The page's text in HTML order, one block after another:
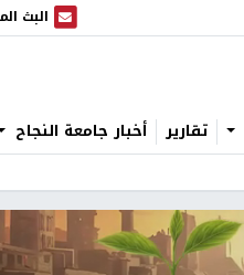
البث
البث المباشر
تقارير أخبار جامعة النجاح